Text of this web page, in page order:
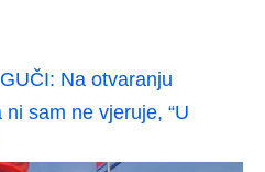
Na otvaranju
sam ne vjeruje, “U